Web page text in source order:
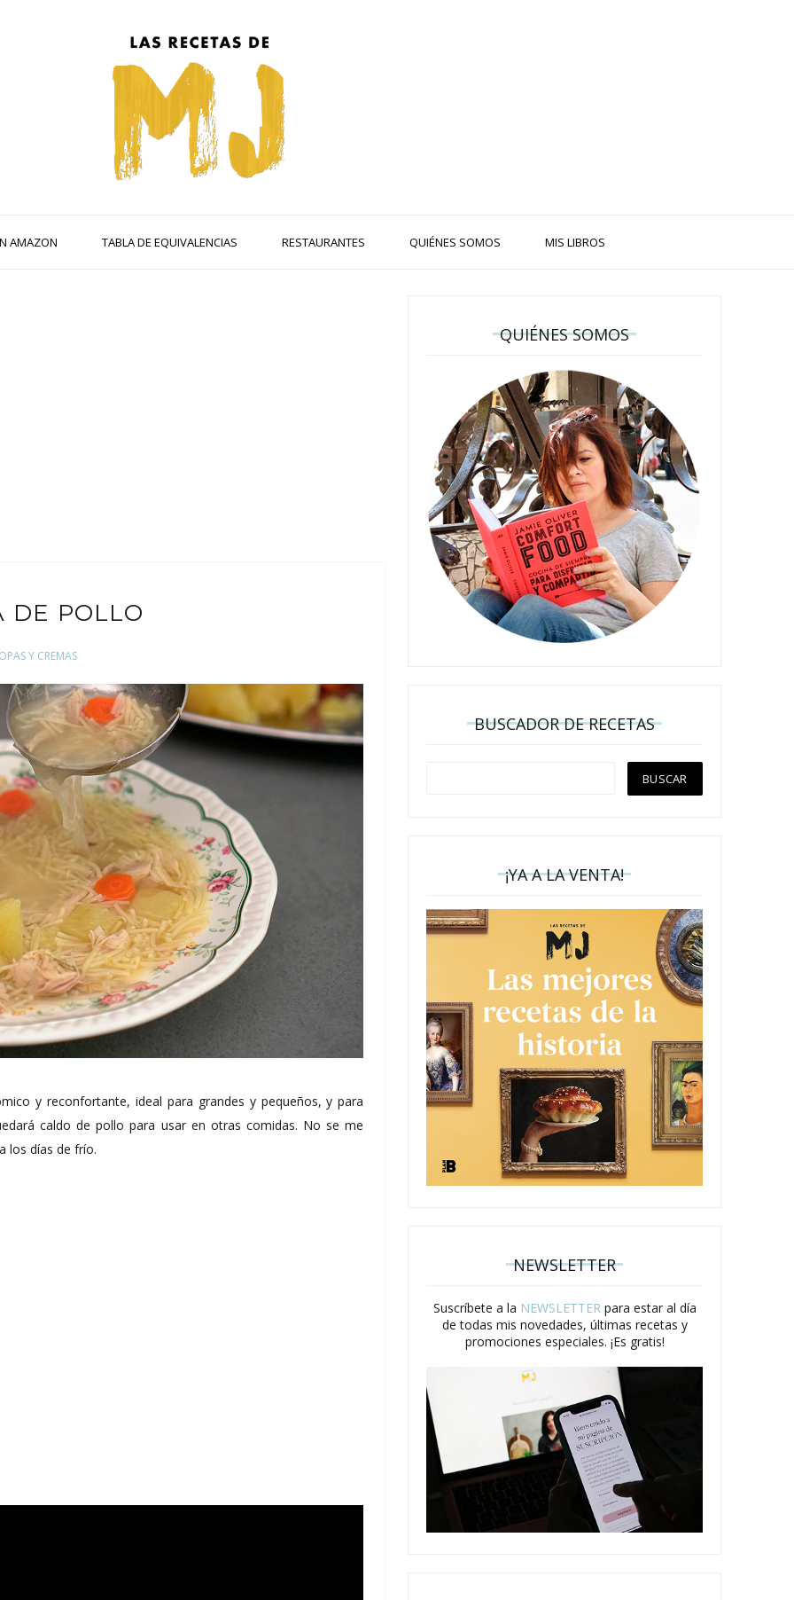
AMAZON TABLA DE EQUIVALENCIAS RESTAURANTES QUIÉNES SOMOS MIS LIBROS
DE POLLO
Y CREMAS
y reconfortante, ideal para grandes y pequeños, y para
caldo de pollo para usar en otras comidas. No se me
los días de frío.
QUIÉNES SOMOS
BUSCADOR DE RECETAS
¡YA A LA VENTA!
NEWSLETTER
Suscríbete a la NEWSLETTERpara estar al día
de todas mis novedades, últimas recetas y
promociones especiales. ¡Es gratis!